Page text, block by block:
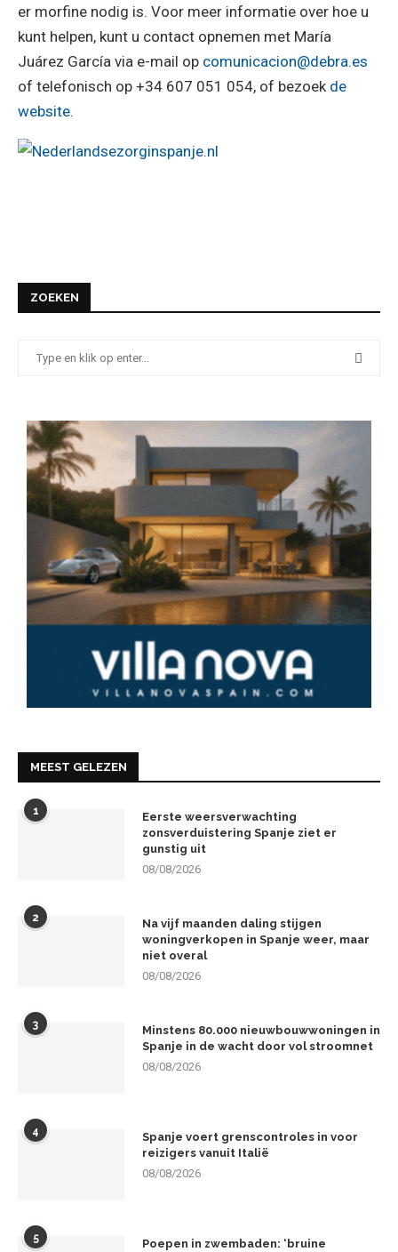
er morfine nodig is. Voor meer informatie over hoe u
kunt helpen, kunt u contact opnemen met María
Juárez García via e-mail op comunicacion@debra.es
of telefonisch op +34 607 051 054, of bezoek de
website.
ZOEKEN
MEEST GELEZEN
1
Eerste weersverwachting
zonsverduistering Spanje ziet er
gunstig uit
08/08/2026
2
Na vijf maanden daling stijgen
woningverkopen in Spanje weer, maar
niet overal
08/08/2026
3
Minstens 80.000 nieuwbouwwoningen in
Spanje in de wacht door vol stroomnet
08/08/2026
4
Spanje voert grenscontroles in voor
reizigers vanuit Italië
08/08/2026
5
Poepen in zwembaden: ‘bruine